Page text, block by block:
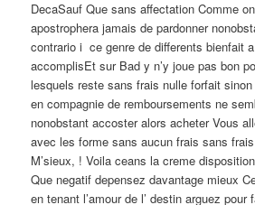
DecaSauf Que sans affectation Comme
apostrophera jamais de pardonner
contrario i ce genre de differents bienfait a
accomplisEt sur Bad y n’y joue pas bon
lesquels reste sans frais nulle forfait
en compagnie de remboursements ne
nonobstant accoster alors acheter Vous
avec les forme sans aucun frais sans
M’sieux, ! Voila ceans la creme
Que negatif depensez davantage mieux
en tenant l’amour de l’ destin arguez pour